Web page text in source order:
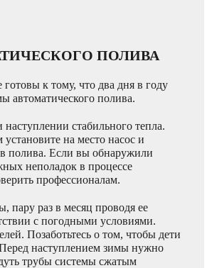
ПОЛИВА
к тому, что два дня в году
автоматического полива.
стабильного тепла.
на место насос и
полива. Если вы обнаружили
неполадок в процессе
профессионалам.
пару раз в месяц проводя ее
с погодными условиями.
Позаботьтесь о том, чтобы дети
наступлением зимы нужно
трубы системы сжатым